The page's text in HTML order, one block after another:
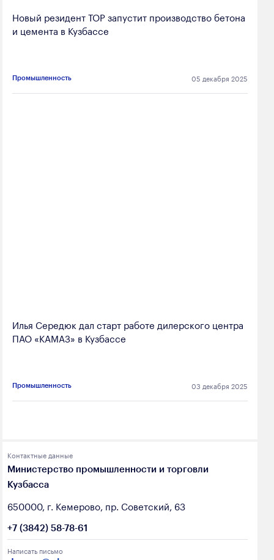
Новый резидент ТОР запустит производство бетона
и цемента в Кузбассе
Промышленность 05 декабря 2025
Илья Середюк дал старт работе дилерского центра
ПАО «КАМАЗ» в Кузбассе
Промышленность 03 декабря 2025
Контактные данные
Министерство промышленности и торговли
Кузбасса
650000, г. Кемерово, пр. Советский, 63
+7 (3842) 58-78-61
Написать письмо